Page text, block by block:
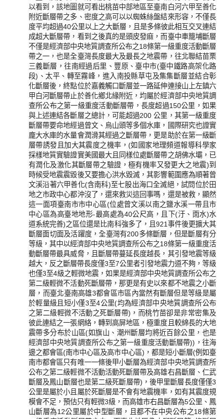
以看到，該地圖就可看出桃苗中部地區至臺南白河六甲至善化
附近斷層帶之多、密度之高可以以蜘蛛絲盤結來形容，不僅長
度平均超過40公里以上之大斷層，且是多條彼此相互交叉連結
成超大斷層帶，看到之後真的是頭皮發麻，而臺中車籠埔斷層
不僅是經濟部中央地質調查所公布之18條第一級重度活動斷層
帶之一，也是全臺灣長度最大及最長之地震帶，往北聯結苗栗
三義斷層，往南經過后里、豐原、臺中市(臺中鐵路高架化路
段)、太平、轉至霧峰，進入南投縣草屯及集集斷層並結合彰
化斷層後，終點位於嘉義觸口斷層並一路延伸連接山上左鎮六
甲白河斷層帶止於善化鄉北緣附近，均屬於經濟部中央地質調
查所公布之第一級重度活動斷層帶，長度超過150公里，如果
與上述連結各斷層之總計，可能超過200 公里，其第一級重度
斷層帶要命地經過曾文、烏山頭等多個水庫，國際研究也證實
龐大水庫的水量會潤滑其經過之斷層帶，更是助於在第一級斷
層帶誘發且加大其震度之機率，(如國家地理頻道報導科學家
採樣地質實驗證實美國最大且同樣位處斷層帶之胡佛水壩，已
有潤化及激化其斷層帶之驗證，極有機率又發更大之地震)到
時候受地震震毀後又要擔心洪水毀滅，其影響範圍應為順著曾
文溪沿著六甲善化(含南科)至七股出海口全滅絕，試問位於田
地之市政中心都沖沒了，還來救災這回事嗎，還是被救，顯然
這一面項臺南市市中心區(位處曾文溪以南之鹽水溪一帶且市
中心區為高臺地地形-最高處為40公尺高，且下(汙、雨水)水
道系統完善)之區位還是比南科強多了，且921事件後更擴大其
斷層面切面及活躍度，全臺灣有200多條斷層，但是斷層有分
等級，其中以經濟部中央地質調查所公布之18條第一級重度活
動斷層帶最具威脅，且斷層帶蔓延長度越長，其引發地震等級
越大，反之斷層帶長度僅3至7公里者引發地震力道不夠，等級
也僅3至4級之輕微地震，如果是經濟部中央地質調查所公布之
第二級輕微不活動死斷層帶，那更是有史以來都不地震之小斷
層，而臺北臺南高雄3都會區市區內當然有斷層但是等級是屬
於輕量級且短小僅3至4公里(均為經濟部中央地質調查所公布
之第二級輕微不活動之死斷層帶)，而桃竹苗卻是非常密集及
彼此連結之一張網絡，轉到高屏地區，極重度且較綿長的大地
震帶多分布於山區(如旗山、潮州斷層均將近百餘公里，也是
經濟部中央地質調查所公布之第一級重度活動斷層帶))，往海
邊之都會區(南市中心區及高市中心區)，都是短小斷層(例如臺
南市都會區只有唯一一條後甲小斷層為經濟部中央地質調查所
公布之第二級輕微不活動活動死斷層帶及高雄右昌斷層、仁武
斷層及鳳山斷層也是第二級死斷層帶)，後甲里斷層長度僅僅3
公里是屬於小且屬於死斷層是不會有地震機率，如有其震度規
模會不足，預估只有輕微3級，而高雄市右昌斷層為5公里、鳳
山斷層為12公里屬於中型斷層，且都不在中央公布之18條第